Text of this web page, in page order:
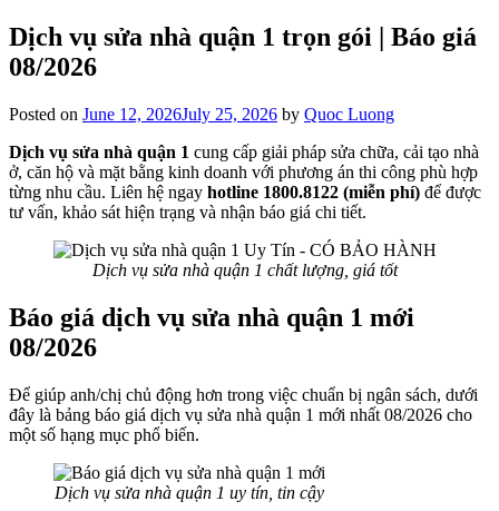
Dịch vụ sửa nhà quận 1 trọn gói | Báo giá
08/2026
Posted on June 12, 2026July 25, 2026 by Quoc Luong
Dịch vụ sửa nhà quận 1 cung cấp giải pháp sửa chữa, cải tạo nhà
ở, căn hộ và mặt bằng kinh doanh với phương án thi công phù hợp
từng nhu cầu. Liên hệ ngay hotline 1800.8122 (miễn phí) để được
tư vấn, khảo sát hiện trạng và nhận báo giá chi tiết.
Dịch vụ sửa nhà quận 1 chất lượng, giá tốt
Báo giá dịch vụ sửa nhà quận 1 mới
08/2026
Để giúp anh/chị chủ động hơn trong việc chuẩn bị ngân sách, dưới
đây là bảng báo giá dịch vụ sửa nhà quận 1 mới nhất 08/2026 cho
một số hạng mục phổ biến.
Dịch vụ sửa nhà quận 1 uy tín, tin cậy